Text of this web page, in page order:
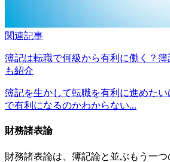
関連記事
簿記は転職で何級から有利に働く？簿
も紹介
簿記を生かして転職を有利に進めた
で有利になるのかわからない...
財務諸表論
財務諸表論は、簿記論と並ぶもう一